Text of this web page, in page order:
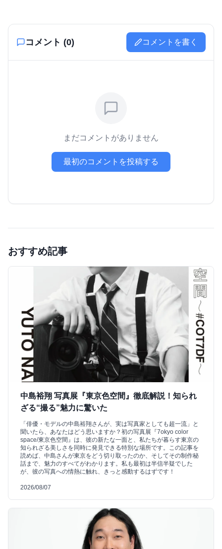
コメント (0) コメントを書く
まだコメントがありません
最初のコメントを投稿する
おすすめ記事
中島裕翔 写真展『東京色空間』徹底解説！知られ
ざる“撮る”魅力に驚いた
「俳優・モデルの中島裕翔さんが、実は写真家としても超一流」と
聞いたら、あなたはどう思いますか？初の写真展『7okyo color
space/東京色空間』は、彼の新たな一面と、私たちが暮らす東京の
知られざる美しさを同時に発見できる特別な場所です。この記事を
読めば、中島さんが東京をどう切り取ったのか、そしてその制作秘
話まで、魅力のすべてがわかります。私も最初は半信半疑でした
が、彼の写真への情熱に触れ、きっと感動するはずです！
2026/08/07